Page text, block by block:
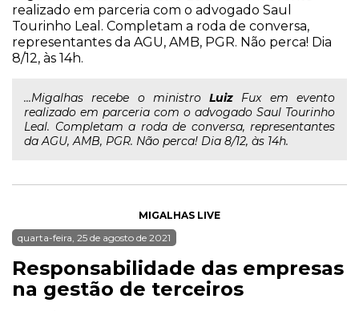
realizado em parceria com o advogado Saul
Tourinho Leal. Completam a roda de conversa,
representantes da AGU, AMB, PGR. Não perca! Dia
8/12, às 14h.
...Migalhas recebe o ministroLuiz Fux em evento
realizado em parceria com o advogado Saul Tourinho
Leal. Completam a roda de conversa, representantes
da AGU, AMB, PGR. Não perca! Dia 8/12, às 14h.
MIGALHAS LIVE
quarta-feira, 25 de agosto de 2021
Responsabilidade das empresas
na gestão de terceiros